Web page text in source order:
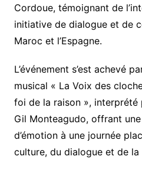
Cordoue, témoignant de
initiative de dialogue et de
Maroc et l’Espagne.
L’événement s’est achevé
musical « La Voix des
foi de la raison », interprété
Gil Monteagudo, offrant
d’émotion à une journée
culture, du dialogue et de la